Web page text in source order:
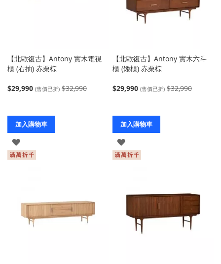
【北歐復古】Antony 實木電視
櫃 (右抽) 赤栗棕
$29,990 (售價已折) $32,990
加入購物車
登
入
【北歐復古】Antony 實木六斗
櫃 (矮櫃) 赤栗棕
$29,990 (售價已折) $32,990
加入購物車
登
入